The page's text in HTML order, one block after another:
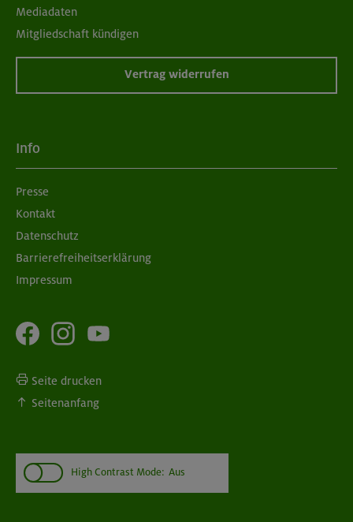
Mediadaten
Mitgliedschaft kündigen
Vertrag widerrufen
Info
Presse
Kontakt
Datenschutz
Barrierefreiheitserklärung
Impressum
Seite drucken
Seitenanfang
High Contrast Mode: Aus